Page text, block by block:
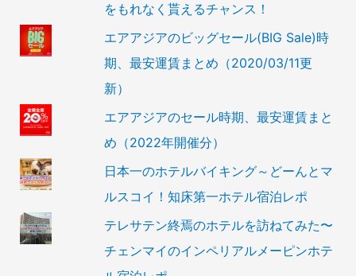
をもれなく貰えるチャンス！
エアアジアのビッグセール(BIG Sale)時
期、最安運賃まとめ（2020/03/11更
新）
エアアジアのセール時期、最安運賃まと
め（2022年開催分）
日本一のホテルバイキング～どーんとマ
ルスコイ！知床第一ホテル宿泊レポ
テレサテン終焉のホテルを訪ねてみた〜
チェンマイのインペリアルメーピンホテ